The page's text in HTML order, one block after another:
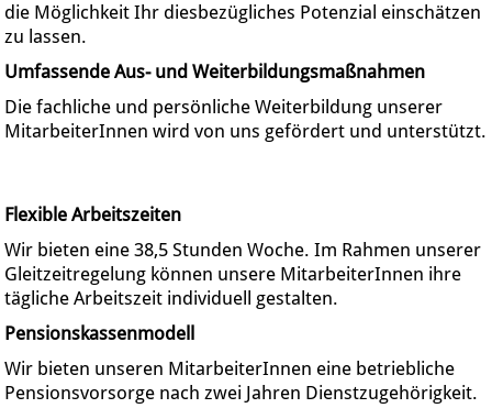
die Möglichkeit Ihr diesbezügliches Potenzial einschätzen
zu lassen.
Umfassende Aus- und Weiterbildungsmaßnahmen
Die fachliche und persönliche Weiterbildung unserer
MitarbeiterInnen wird von uns gefördert und unterstützt.
Flexible Arbeitszeiten
Wir bieten eine 38,5 Stunden Woche. Im Rahmen unserer
Gleitzeitregelung können unsere MitarbeiterInnen ihre
tägliche Arbeitszeit individuell gestalten.
Pensionskassenmodell
Wir bieten unseren MitarbeiterInnen eine betriebliche
Pensionsvorsorge nach zwei Jahren Dienstzugehörigkeit.